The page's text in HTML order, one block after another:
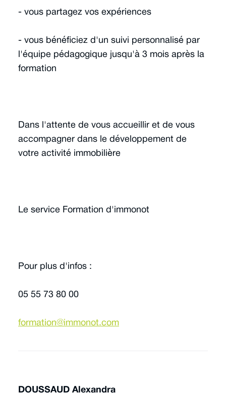
- vous partagez vos expériences
- vous bénéficiez d'un suivi personnalisé par
l'équipe pédagogique jusqu'à 3 mois après la
formation
Dans l'attente de vous accueillir et de vous
accompagner dans le développement de
votre activité immobilière
Le service Formation d'immonot
Pour plus d'infos :
05 55 73 80 00
formation@immonot.com
DOUSSAUD Alexandra